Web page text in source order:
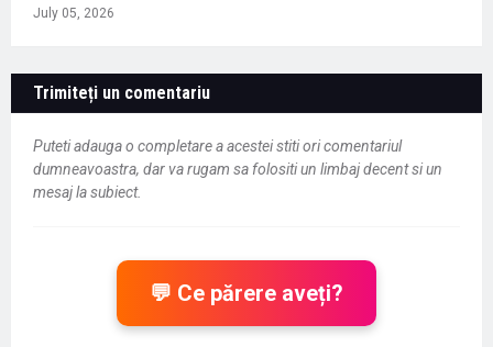
July 05, 2026
Trimiteți un comentariu
Puteti adauga o completare a acestei stiti ori comentariul
dumneavoastra, dar va rugam sa folositi un limbaj decent si un
mesaj la subiect.
💬 Ce părere aveți?